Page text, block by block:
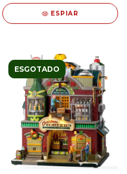
ESPIAR
ESGOTADO